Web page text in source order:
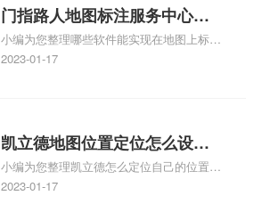
关地图标注知识，详情可查看下方正文！
门指路人地图标注服务中心地
图位置地址标记？门指路人地
图标注服务中心苹果地图位置
小编为您整理哪些软件能实现在地图上标记
门指路人地图标注服务中心位置、门指路人
门指路人地图标注服务中心地址标注上地图
怎么弄相关地图标注知识，详情可查看下方
正文！
2023-01-17
凯立德地图位置定位怎么设置
自己的指路人地图标注服务中
心名？凯立德地图位置定位怎
小编为您整理凯立德怎么定位自己的位置
啊、手机凯立德地图定位怎么设置往上走、
2023-01-17